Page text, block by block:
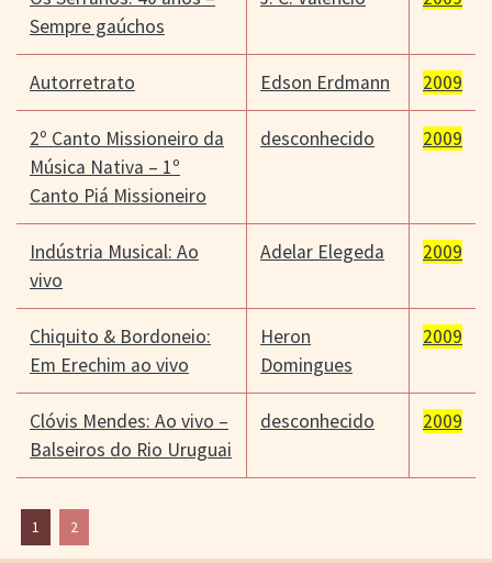
Sempre gaúchos
Autorretrato Edson Erdmann 2009
2º Canto Missioneiro da
Música Nativa – 1º
Canto Piá Missioneiro
desconhecido 2009
Indústria Musical: Ao
vivo
Adelar Elegeda 2009
Chiquito & Bordoneio:
Em Erechim ao vivo
Heron
Domingues
2009
Clóvis Mendes: Ao vivo –
Balseiros do Rio Uruguai
desconhecido 2009
1 2